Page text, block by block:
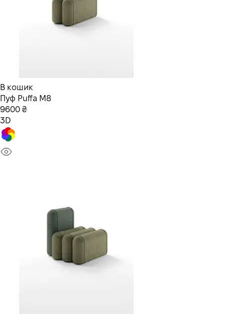
В кошик
Пуф Puffa M8
9600 ₴
3D